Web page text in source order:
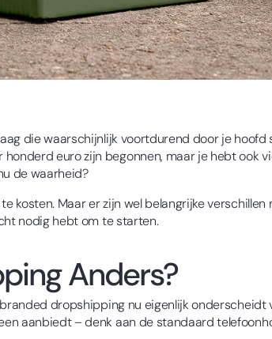
die waarschijnlijk voortdurend door je hoofd
euro zijn begonnen, maar je hebt ook
de waarheid?
kosten. Maar er zijn wel belangrijke
nodig hebt om te starten.
Anders?
dropshipping nu eigenlijk
aanbiedt – denk aan de standaard